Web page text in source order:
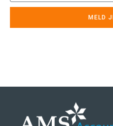
MELD